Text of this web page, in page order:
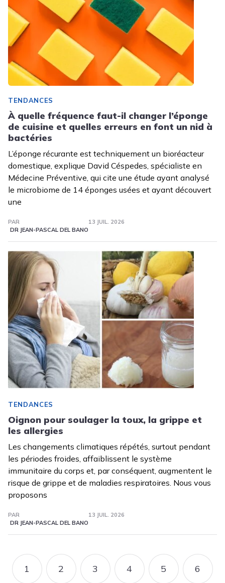
TENDANCES
À quelle fréquence faut-il changer l’éponge
de cuisine et quelles erreurs en font un nid à
bactéries
L’éponge récurante est techniquement un bioréacteur
domestique, explique David Céspedes, spécialiste en
Médecine Préventive, qui cite une étude ayant analysé
le microbiome de 14 éponges usées et ayant découvert
une
PAR
DR JEAN-PASCAL DEL BANO
13 JUIL. 2026
TENDANCES
Oignon pour soulager la toux, la grippe et
les allergies
Les changements climatiques répétés, surtout pendant
les périodes froides, affaiblissent le système
immunitaire du corps et, par conséquent, augmentent le
risque de grippe et de maladies respiratoires. Nous vous
proposons
PAR
DR JEAN-PASCAL DEL BANO
13 JUIL. 2026
Pagination
PAGE
1 PAGE
2 PAGE
3 PAGE
4 PAGE
5 PAGE
6